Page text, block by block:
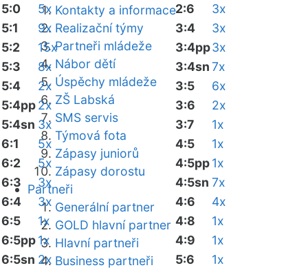
Kontakty a informace
Realizační týmy
Partneři mládeže
Nábor dětí
Úspěchy mládeže
ZŠ Labská
SMS servis
Týmová fota
Zápasy juniorů
Zápasy dorostu
Partneři
Generální partner
GOLD hlavní partner
Hlavní partneři
Business partneři
5:0
5x
5:1
9x
5:2
15x
5:3
8x
5:4
2x
5:4pp2x
5:4sn 3x
6:1
5x
6:2
5x
6:3
3x
6:4
3x
6:5
1x
6:5pp1x
6:5sn 2x
2:6
3x
3:4
3x
3:4pp3x
3:4sn7x
3:5
6x
3:6
2x
3:7
1x
4:5
1x
4:5pp1x
4:5sn 7x
4:6
4x
4:8
1x
4:9
1x
5:6
1x